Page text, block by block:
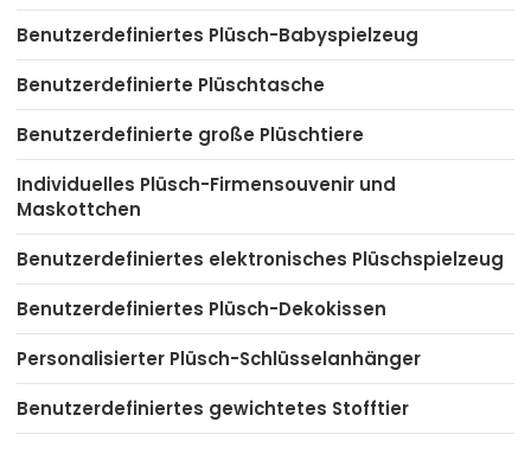
Benutzerdefiniertes Plüsch-Babyspielzeug
Benutzerdefinierte Plüschtasche
Benutzerdefinierte große Plüschtiere
Individuelles Plüsch-Firmensouvenir und
Maskottchen
Benutzerdefiniertes elektronisches Plüschspielzeug
Benutzerdefiniertes Plüsch-Dekokissen
Personalisierter Plüsch-Schlüsselanhänger
Benutzerdefiniertes gewichtetes Stofftier